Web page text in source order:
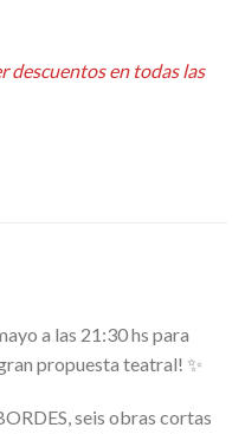
descuentos en todas las
a las 21:30 hs para
propuesta teatral! ✨
seis obras cortas